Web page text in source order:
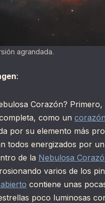
agrandada.
:
Corazón? Primero,
como un
por su elemento más
todos energizados por
de la Nebulosa
varios de los
contiene unas
poco luminosas